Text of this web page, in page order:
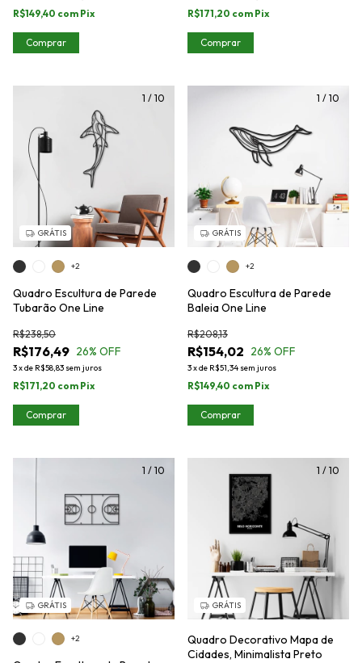
R$149,40 com Pix
Comprar
R$171,20 com Pix
Comprar
1 / 10
GRÁTIS
Quadro Escultura de Parede
Tubarão One Line
R$176,49
R$238,50
26% OFF
3xde R$58,83 sem juros
R$171,20 com Pix
+2
Comprar
1 / 10
GRÁTIS
Quadro Escultura de Parede
Baleia One Line
R$154,02
R$208,13
26% OFF
3xde R$51,34 sem juros
R$149,40 com Pix
+2
Comprar
1 / 10
GRÁTIS
+2
1 / 10
GRÁTIS
Quadro Decorativo Mapa de
Cidades, Minimalista Preto